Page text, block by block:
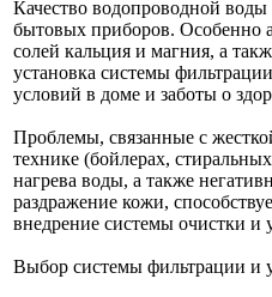
Качество водопроводной воды
бытовых приборов. Особенно
солей кальция и магния, а
установка системы
условий в доме и заботы о
Проблемы, связанные с
технике (бойлерах,
нагрева воды, а также
раздражение кожи,
внедрение системы очистки и
Выбор системы фильтрации и